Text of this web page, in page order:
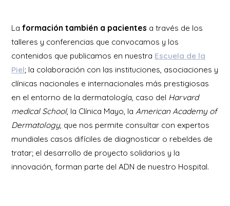
Laformación también a pacientes a través de los
talleres y conferencias que convocamos y los
contenidos que publicamos en nuestra Escuela de la
Piel; la colaboración con las instituciones, asociaciones y
clínicas nacionales e internacionales más prestigiosas
en el entorno de la dermatología, caso del Harvard
medical School, la Clínica Mayo, la American Academy of
Dermatology, que nos permite consultar con expertos
mundiales casos difíciles de diagnosticar o rebeldes de
tratar; el desarrollo de proyecto solidarios y la
innovación, forman parte del ADN de nuestro Hospital.